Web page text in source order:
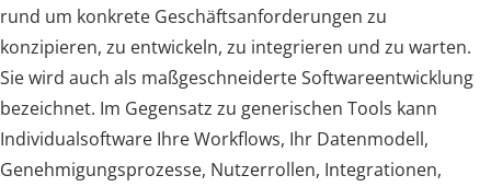
rund um konkrete Geschäftsanforderungen zu
konzipieren, zu entwickeln, zu integrieren und zu warten.
Sie wird auch als maßgeschneiderte Softwareentwicklung
bezeichnet. Im Gegensatz zu generischen Tools kann
Individualsoftware Ihre Workflows, Ihr Datenmodell,
Genehmigungsprozesse, Nutzerrollen, Integrationen,